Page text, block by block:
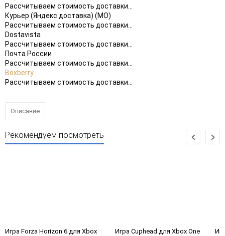
Рассчитываем стоимость доставки...
Курьер (Яндекс доставка) (МО)
Рассчитываем стоимость доставки...
Dostavista
Рассчитываем стоимость доставки...
Почта России
Рассчитываем стоимость доставки...
Boxberry
Рассчитываем стоимость доставки...
Описание
Рекомендуем посмотреть
Игра Forza Horizon 6 для Xbox
Игра Cuphead для Xbox One